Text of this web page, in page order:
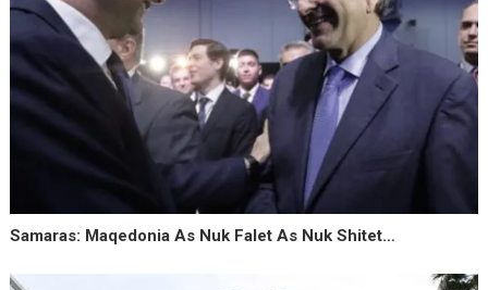
Samaras: Maqedonia As Nuk Falet As Nuk Shitet…